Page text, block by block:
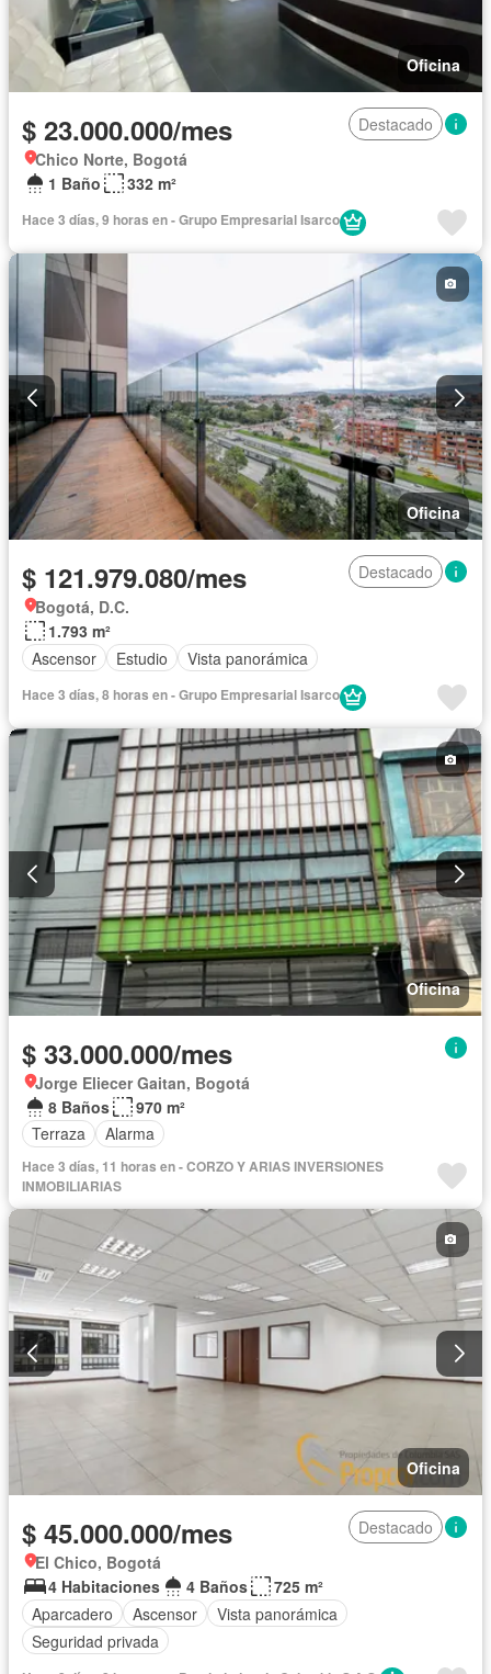
Oficina
$ 23.000.000/mes
Destacado
Chico Norte, Bogotá
1 Baño
332 m²
Hace 3 días, 9 horas en - Grupo Empresarial Isarco
Oficina
$ 121.979.080/mes
Destacado
Bogotá, D.C.
1.793 m²
Ascensor
Estudio Vista panorámica
Hace 3 días, 8 horas en - Grupo Empresarial Isarco
Oficina
$ 33.000.000/mes
Jorge Eliecer Gaitan, Bogotá
8 Baños
970 m²
Terraza
Alarma
Hace 3 días, 11 horas en - CORZO Y ARIAS INVERSIONES
INMOBILIARIAS
Oficina
$ 45.000.000/mes
Destacado
El Chico, Bogotá
4 Habitaciones
4 Baños
725 m²
Aparcadero
Ascensor
Vista panorámica
Seguridad privada